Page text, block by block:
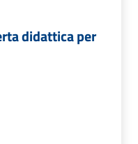
didattica per